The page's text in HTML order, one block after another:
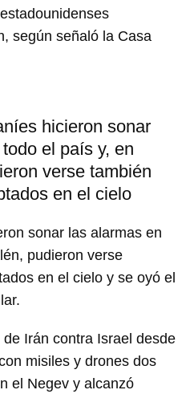
favorito, primero has de
de 14ymedio.
según señaló la Casa
hicieron sonar
el país y, en
verse también
en el cielo
sonar las alarmas en
pudieron verse
en el cielo y se oyó el
Irán contra Israel desde
misiles y drones dos
el Negev y alcanzó